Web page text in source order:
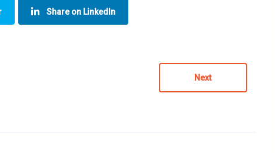
Share on LinkedIn
Next